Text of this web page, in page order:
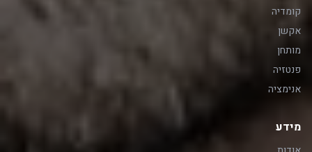
קומדיה
אקשן
מותחן
פנטזיה
אנימציה
מידע